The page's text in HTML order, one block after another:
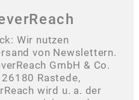
Wir nutzen
von Newslettern.
GmbH & Co.
Rastede,
wird u. a. der